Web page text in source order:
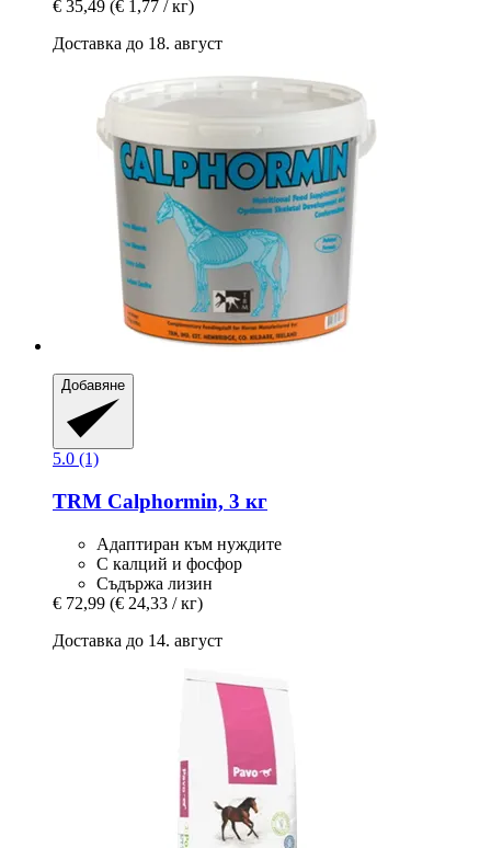
€ 35,49 (€ 1,77 / кг)
Доставка до 18. август
Добавяне
5.0 (1)
TRM Calphormin, 3 кг
Адаптиран към нуждите
С калций и фосфор
Съдържа лизин
€ 72,99 (€ 24,33 / кг)
Доставка до 14. август